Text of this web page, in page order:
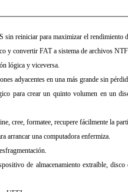
sin reiniciar para maximizar el rendimiento
y convertir FAT a sistema de archivos
lógica y viceversa.
adyacentes en una más grande sin
para crear un quinto volumen en un
cree, formatee, recupere fácilmente la
arrancar una computadora enfermiza.
de almacenamiento extraíble,